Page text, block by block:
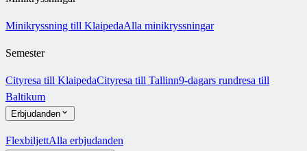
Minikryssning till KlaipedaAlla minikryssningar
Semester
Cityresa till KlaipedaCityresa till Tallinn9-dagars rundresa till
Baltikum
Erbjudanden
FlexbiljettAlla erbjudanden